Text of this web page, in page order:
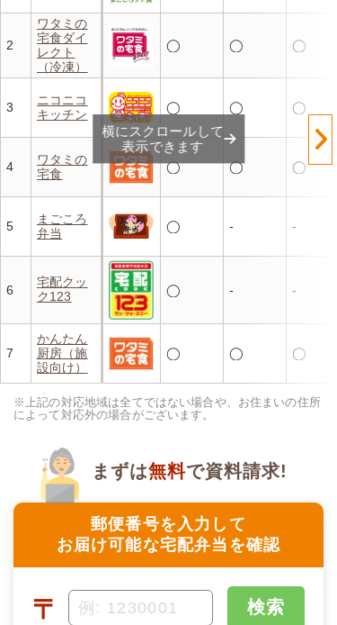
2
ワタミの
宅食ダイ
レクト
（冷凍）
◯ ◯ ◯
3
ニコニコ
キッチン
◯ ◯ ◯
4
ワタミの
宅食
◯ ◯ ◯
5
まごころ
弁当
◯ - -
6
宅配クッ
ク123
◯ - -
7
かんたん
厨房（施
設向け）
◯ ◯ ◯
横にスクロールして
表示できます
※上記の対応地域は全てではない場合や、お住まいの住所
によって対応外の場合がございます。
郵便番号を入力して
お届け可能な宅配弁当を確認
まずは無料で資料請求!
〒 検索